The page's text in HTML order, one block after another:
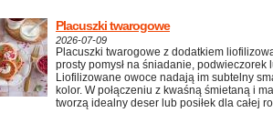
Placuszki twarogowe
2026-07-09
Placuszki twarogowe z dodatkiem
prosty pomysł na śniadanie, podwieczorek
Liofilizowane owoce nadają im subtelny
kolor. W połączeniu z kwaśną śmietaną i
tworzą idealny deser lub posiłek dla całej